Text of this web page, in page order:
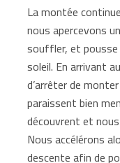
La montée
nous apercevons
souffler, et pousse
soleil. En arrivant
d’arrêter de
paraissent bien
découvrent et
Nous accélérons
descente afin de